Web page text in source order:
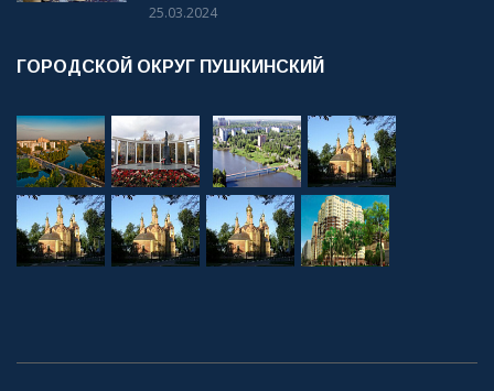
25.03.2024
ГОРОДСКОЙ ОКРУГ ПУШКИНСКИЙ